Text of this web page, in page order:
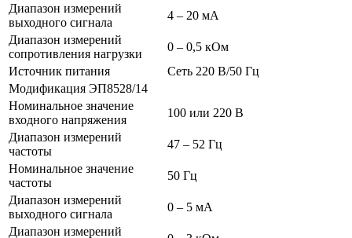
Диапазон измерений
выходного сигнала
4 – 20 мА
Диапазон измерений
сопротивления нагрузки
0 – 0,5 кОм
Источник питания
Сеть 220 В/50 Гц
Модификация ЭП8528/14
Номинальное значение
входного напряжения
100 или 220 В
Диапазон измерений
частоты
47 – 52 Гц
Номинальное значение
частоты
50 Гц
Диапазон измерений
выходного сигнала
0 – 5 мА
Диапазон измерений